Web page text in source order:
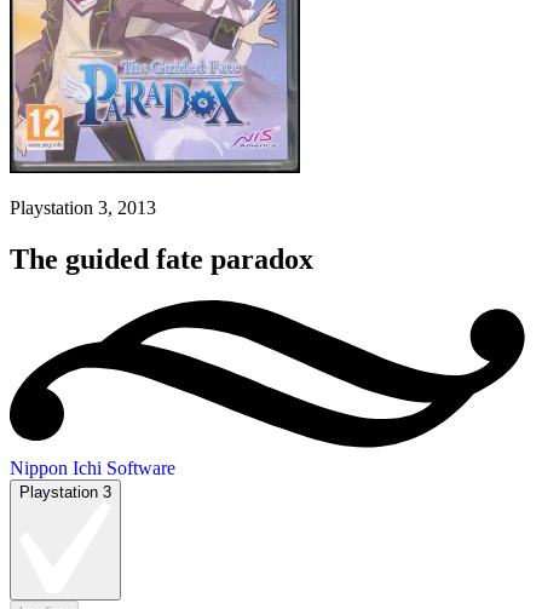
Playstation 3, 2013
The guided fate paradox
Nippon Ichi Software
Playstation 3